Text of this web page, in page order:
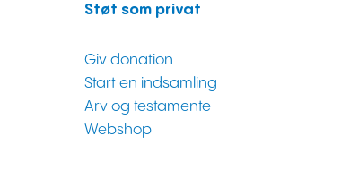
Støt som privat
Giv donation
Start en indsamling
Arv og testamente
Webshop